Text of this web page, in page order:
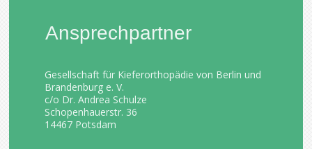
Ansprechpartner
Gesellschaft für Kieferorthopädie von Berlin und
Brandenburg e. V.
c/o Dr. Andrea Schulze
Schopenhauerstr. 36
14467 Potsdam